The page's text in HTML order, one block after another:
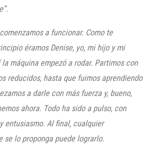
a funcionar. Como te
éramos Denise, yo, mi hijo y mi
la máquina empezó a rodar. Partimos con
reducidos, hasta que fuimos aprendiendo
a darle con más fuerza y, bueno,
ahora. Todo ha sido a pulso, con
entusiasmo. Al final, cualquier
se lo proponga puede lograrlo.